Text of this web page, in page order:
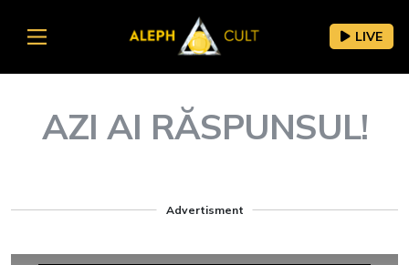
LIVE
AZI AI RĂSPUNSUL!
Advertisment